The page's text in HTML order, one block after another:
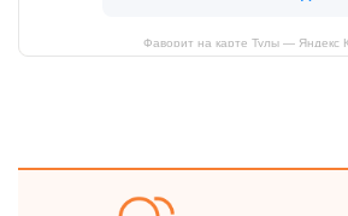
Фаворит на карте Тулы — Яндекс